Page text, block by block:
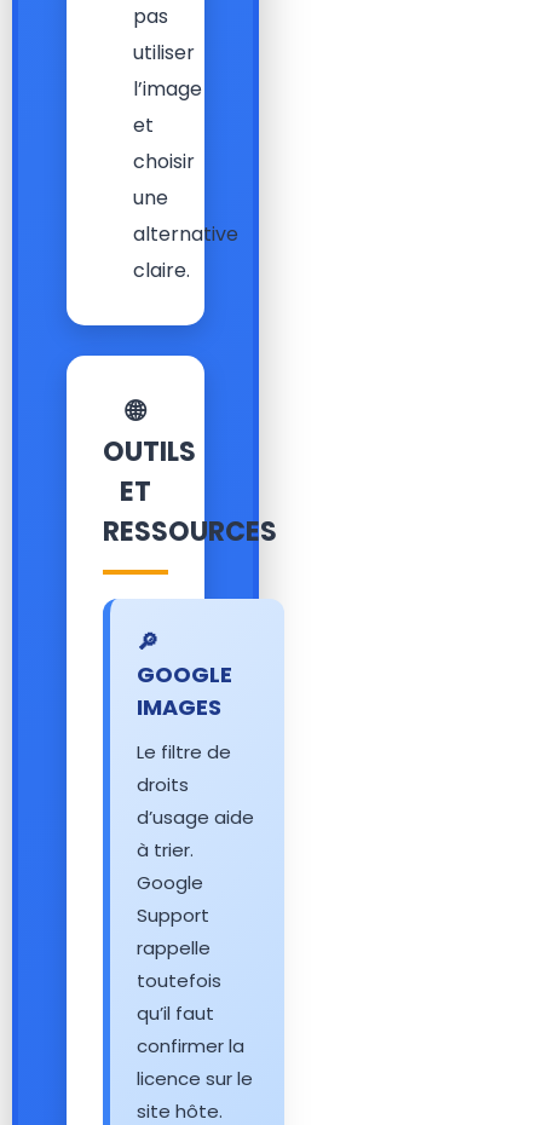
pas
utiliser
l’image
et
choisir
une
alternative
claire.
🌐
OUTILS
ET
RESSOURCES
🔎
GOOGLE
IMAGES
Le filtre de
droits
d’usage aide
à trier.
Google
Support
rappelle
toutefois
qu’il faut
confirmer la
licence sur le
site hôte.